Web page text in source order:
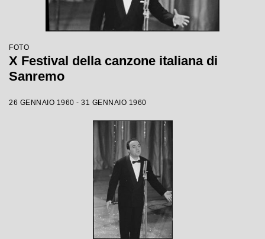
FOTO
X Festival della canzone italiana di
Sanremo
26 GENNAIO 1960 - 31 GENNAIO 1960